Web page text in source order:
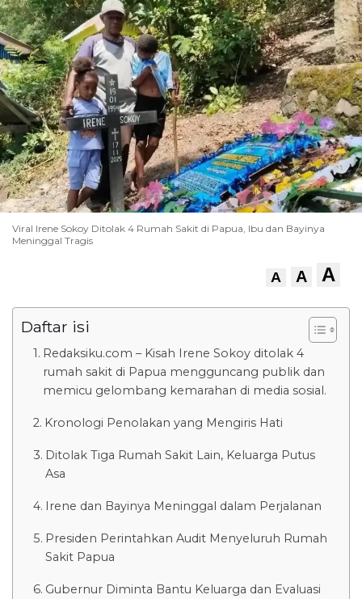
Viral Irene Sokoy Ditolak 4 Rumah Sakit di Papua, Ibu dan Bayinya
Meninggal Tragis
A A A
Daftar isi
Redaksiku.com – Kisah Irene Sokoy ditolak 4
rumah sakit di Papua mengguncang publik dan
memicu gelombang kemarahan di media sosial.
Kronologi Penolakan yang Mengiris Hati
Ditolak Tiga Rumah Sakit Lain, Keluarga Putus
Asa
Irene dan Bayinya Meninggal dalam Perjalanan
Presiden Perintahkan Audit Menyeluruh Rumah
Sakit Papua
Gubernur Diminta Bantu Keluarga dan Evaluasi